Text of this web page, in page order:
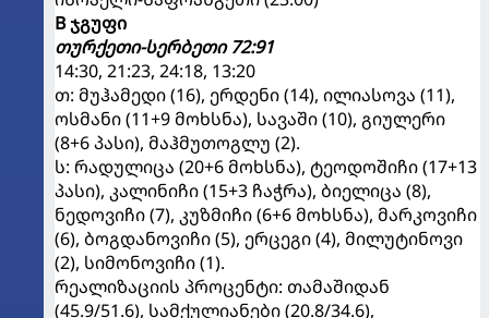
B ჯგუფი
თურქეთი-სერბეთი 72:91
14:30, 21:23, 24:18, 13:20
თ: მუჰამედი (16), ერდენი (14), ილიასოვა (11),
ოსმანი (11+9 მოხსნა), სავაში (10), გიულერი
(8+6 პასი), მაჰმუთოგლუ (2).
ს: რადულიცა (20+6 მოხსნა), ტეოდოშიჩი (17+13
პასი), კალინიჩი (15+3 ჩაჭრა), ბიელიცა (8),
ნედოვიჩი (7), კუზმიჩი (6+6 მოხსნა), მარკოვიჩი
(6), ბოგდანოვიჩი (5), ერცეგი (4), მილუტინოვი
(2), სიმონოვიჩი (1).
რეალიზაციის პროცენტი: თამაშიდან
(45.9/51.6), სამქულიანები (20.8/34.6),